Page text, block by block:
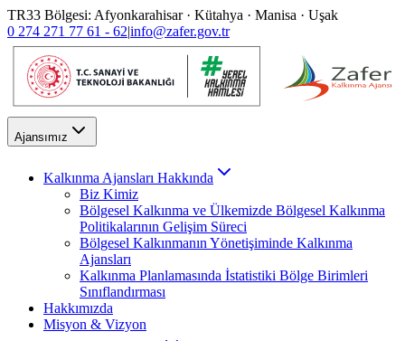
TR33 Bölgesi: Afyonkarahisar · Kütahya · Manisa · Uşak
0 274 271 77 61 - 62|info@zafer.gov.tr
Ajansımız
Kalkınma Ajansları Hakkında
Biz Kimiz
Bölgesel Kalkınma ve Ülkemizde Bölgesel Kalkınma
Politikalarının Gelişim Süreci
Bölgesel Kalkınmanın Yönetişiminde Kalkınma
Ajansları
Kalkınma Planlamasında İstatistiki Bölge Birimleri
Sınıflandırması
Hakkımızda
Misyon & Vizyon